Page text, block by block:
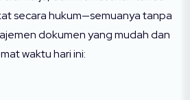
secara hukum—semuanya tanpa
dokumen yang mudah dan
waktu hari ini: